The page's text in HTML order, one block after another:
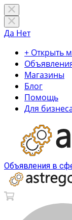
Да Нет
+ Открыть
Магазины
Блог
Помощь
Для
Объявления в